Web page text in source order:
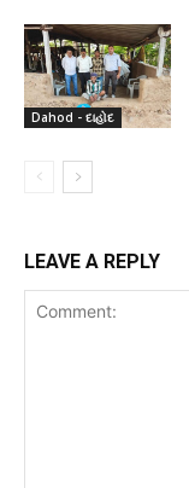
Dahod - દાહોદ
LEAVE A REPLY